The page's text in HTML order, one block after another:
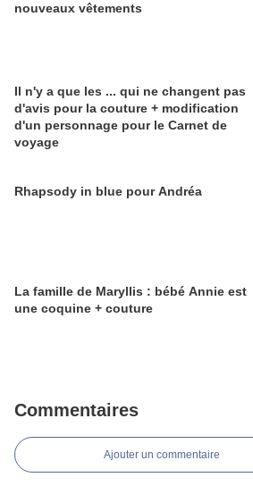
nouveaux vêtements
Il n'y a que les ... qui ne changent pas
d'avis pour la couture + modification
d'un personnage pour le Carnet de
voyage
Rhapsody in blue pour Andréa
La famille de Maryllis : bébé Annie est
une coquine + couture
Commentaires
Ajouter un commentaire